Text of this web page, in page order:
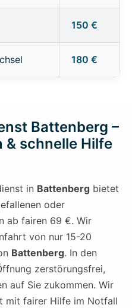
150 €
180 €
Battenberg –
schnelle Hilfe
in Battenberg bietet
oder
ab fairen 69 €. Wir
von nur 15-20
Battenberg. In den
zerstörungsfrei,
auf Sie zukommen. Wir
mit fairer Hilfe im Notfall